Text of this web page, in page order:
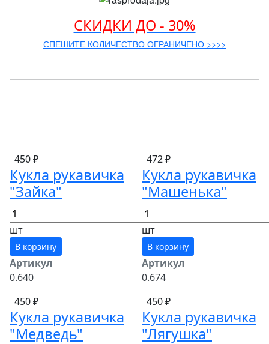
СКИДКИ ДО - 30%
СПЕШИТЕ КОЛИЧЕСТВО ОГРАНИЧЕНО >>>>
450 ₽
Кукла рукавичка
"Зайка"
шт
В корзину
Артикул
0.640
472 ₽
Кукла рукавичка
"Машенька"
шт
В корзину
Артикул
0.674
450 ₽
Кукла рукавичка
"Медведь"
450 ₽
Кукла рукавичка
"Лягушка"